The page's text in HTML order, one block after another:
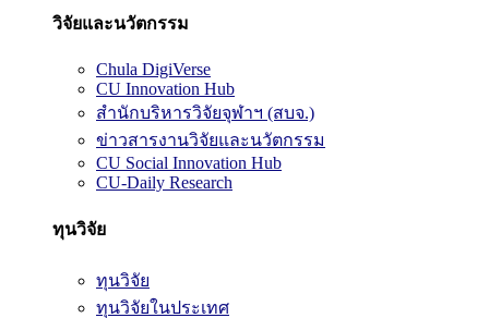
วิจัยและนวัตกรรม
Chula DigiVerse
CU Innovation Hub
สำนักบริหารวิจัยจุฬาฯ (สบจ.)
ข่าวสารงานวิจัยและนวัตกรรม
CU Social Innovation Hub
CU-Daily Research
ทุนวิจัย
ทุนวิจัย
ทุนวิจัยในประเทศ